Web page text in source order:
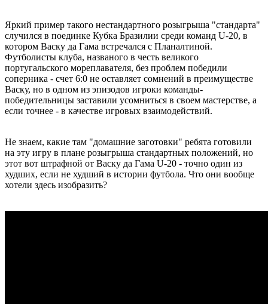
Яркий пример такого нестандартного розыгрыша "стандарта"
случился в поединке Кубка Бразилии среди команд U-20, в
котором Васку да Гама встречался с Планалтиной.
Футболисты клуба, названого в честь великого
португальского мореплавателя, без проблем победили
соперника - счет 6:0 не оставляет сомнений в преимуществе
Васку, но в одном из эпизодов игроки команды-
победительницы заставили усомниться в своем мастерстве, а
если точнее - в качестве игровых взаимодействий.
Не знаем, какие там "домашние заготовки" ребята готовили
на эту игру в плане розыгрыша стандартных положений, но
этот вот штрафной от Васку да Гама U-20 - точно один из
худших, если не худший в истории футбола. Что они вообще
хотели здесь изобразить?